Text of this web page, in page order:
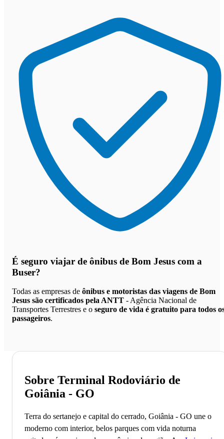
É seguro viajar de ônibus de Bom Jesus com a
Buser?
Todas as empresas de ônibus e motoristas das viagens de Bom
Jesus são certificados pela ANTT - Agência Nacional de
Transportes Terrestres e o seguro de vida é gratuito para todos
passageiros.
Sobre Terminal Rodoviário de
Goiânia - GO
Terra do sertanejo e capital do cerrado, Goiânia - GO une o
moderno com interior, belos parques com vida noturna